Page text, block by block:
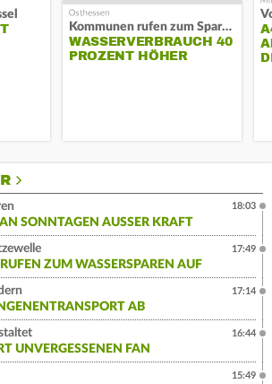
Kommunen rufen zum Sparen auf
WASSERVERBRAUCH 40
PROZENT HÖHER
SONNTAGEN AUSSER KRAFT
18:03
ZUM WASSERSPAREN AUF
17:49
AB
17:14
UNVERGESSENEN FAN
16:44
15:49